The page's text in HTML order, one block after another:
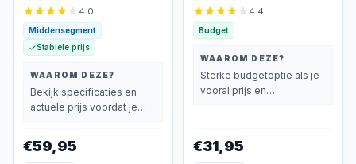
Shiatsu Kussen met
Warmte
4.0
Middensegment
Stabiele prijs
WAAROM DEZE?
Bekijk specificaties en
actuele prijs voordat je
€59,95
4.4
Budget
WAAROM DEZE?
Sterke budgetoptie als je
vooral prijs en
€31,95